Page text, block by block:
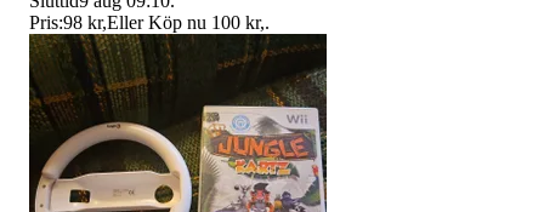
Pris:98 kr,Eller Köp nu 100 kr,.